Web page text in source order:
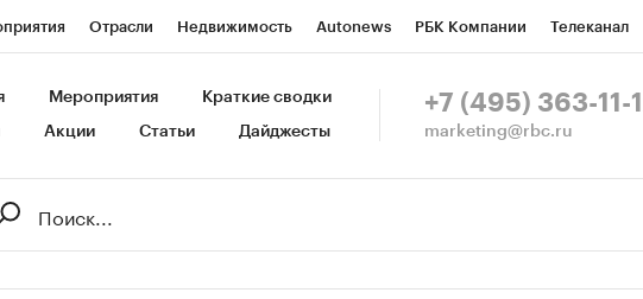
Отрасли Недвижимость Autonews РБК Компании Телеканал
Газета Спецпроекты СПб Конференции СПб Спецпроекты
Мероприятия Краткие сводки
Акции Статьи Дайджесты
+7 (495) 363-11-
marketing@rbc.ru